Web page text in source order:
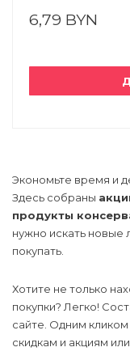
6,79 BYN
Экономьте время и
Здесь собраны
продукты
нужно искать новые
покупать.
Хотите не только
покупки? Легко!
сайте. Одним
скидкам и акциям